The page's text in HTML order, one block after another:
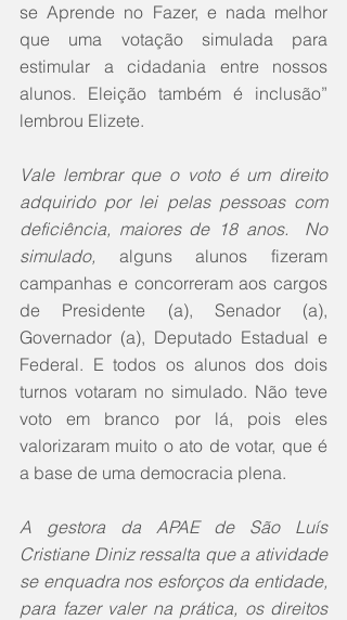
se Aprende no Fazer, e nada melhor
que uma votação simulada para
estimular a cidadania entre nossos
alunos. Eleição também é inclusão”
lembrou Elizete.
Vale lembrar que o voto é um direito
adquirido por lei pelas pessoas com
deficiência, maiores de 18 anos.  No
simulado, alguns alunos fizeram
campanhas e concorreram aos cargos
de Presidente (a), Senador (a),
Governador (a), Deputado Estadual e
Federal. E todos os alunos dos dois
turnos votaram no simulado. Não teve
voto em branco por lá, pois eles
valorizaram muito o ato de votar, que é
a base de uma democracia plena.
A gestora da APAE de São Luís
Cristiane Diniz ressalta que a atividade
se enquadra nos esforços da entidade,
para fazer valer na prática, os direitos